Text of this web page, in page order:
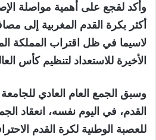
وأكد لقجع على أهمية مواصلة
أكثر بكرة القدم المغربية إلى
لاسيما في ظل اقتراب المملكة
الأخيرة للاستعداد لتنظيم كأس العالم
وسبق الجمع العام العادي للجامعة
القدم، في اليوم نفسه، انعقاد
للعصبة الوطنية لكرة القدم